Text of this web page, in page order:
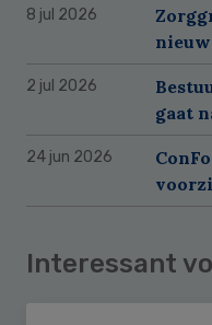
8 jul 2026
2 jul 2026
gaat
24 jun 2026
Interessant